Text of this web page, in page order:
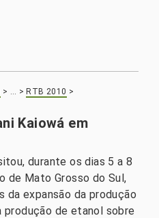
> … > RTB 2010 >
Kaiowá em
durante os dias 5 a 8
de Mato Grosso do Sul,
da expansão da produção
produção de etanol sobre